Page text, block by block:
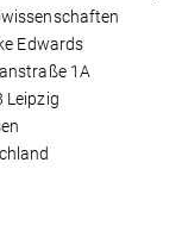
Edwards
1A
Leipzig